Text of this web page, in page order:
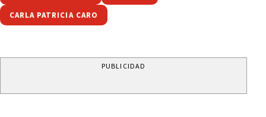
CARLA PATRICIA CARO
PUBLICIDAD